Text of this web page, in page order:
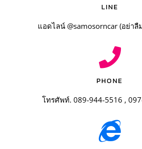
LINE
แอดไลน์ @samosorncar (อย่าลื
PHONE
โทรศัพท์. 089-944-5516 ,